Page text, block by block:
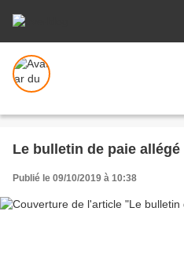
Le bulletin de paie
Publié le 09/10/2019 à 10:38